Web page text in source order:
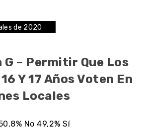
de 2020
– Permitir Que Los
Y 17 Años Voten En
Locales
No 49,2% Sí